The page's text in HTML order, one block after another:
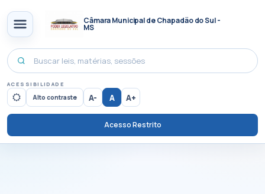
Câmara Municipal de Chapadão do Sul -
MS
ACESSIBILIDADE
Alto contraste A- A A+
Acesso Restrito